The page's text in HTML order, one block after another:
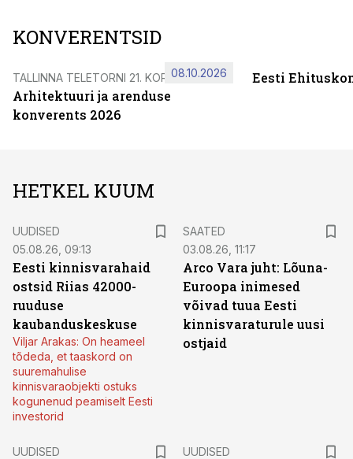
KONVERENTSID
TALLINNA TELETORNI 21. KORRUSEL
Arhitektuuri ja arenduse
konverents 2026
08.10.2026 Eesti
HETKEL KUUM
UUDISED
05.08.26, 09:13
Eesti kinnisvarahaid
ostsid Riias 42000-
ruuduse
kaubanduskeskuse
Viljar Arakas: On heameel
tõdeda, et taaskord on
suuremahulise
kinnisvaraobjekti ostuks
kogunenud peamiselt Eesti
investorid
SAATED
03.08.26, 11:17
Arco Vara juht: Lõuna-
Euroopa inimesed
võivad tuua Eesti
kinnisvaraturule uusi
ostjaid
UUDISED
UUDISED